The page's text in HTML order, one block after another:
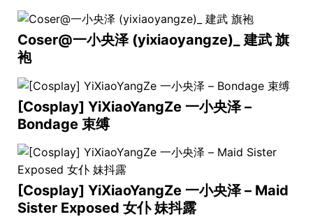
Coser@一小央泽 (yixiaoyangze)_ 建武 旗
袍
[Cosplay] YiXiaoYangZe 一小央泽 –
Bondage 束缚
[Cosplay] YiXiaoYangZe 一小央泽 – Maid
Sister Exposed 女仆 妹抖露